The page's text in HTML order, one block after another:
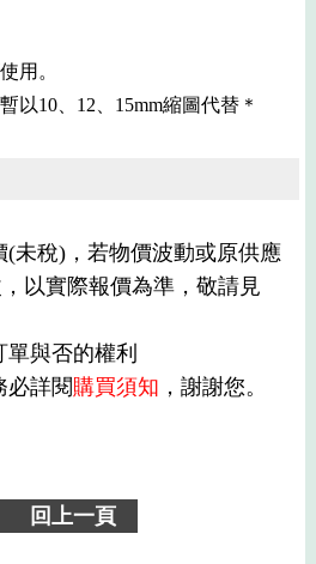
用。
以10、12、15mm縮圖代替＊
未稅)，若物價波動或原供應
以實際報價為準，敬請見
與否的權利
詳閱購買須知 ，謝謝您。
回上一頁